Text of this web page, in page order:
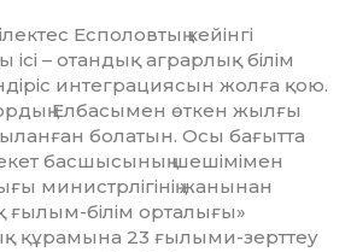
Есполовтың кейін­гі
– отандық аг­рарлық білім
ин­теграциясын жолға қою.
Елбасымен өткен жылғы
болатын. Осы ба­ғытта
басшысының шешімімен
ми­нистр­лігінің жанынан
ғылым-білім орталығы»
құрамына 23 ғылыми-зерттеу